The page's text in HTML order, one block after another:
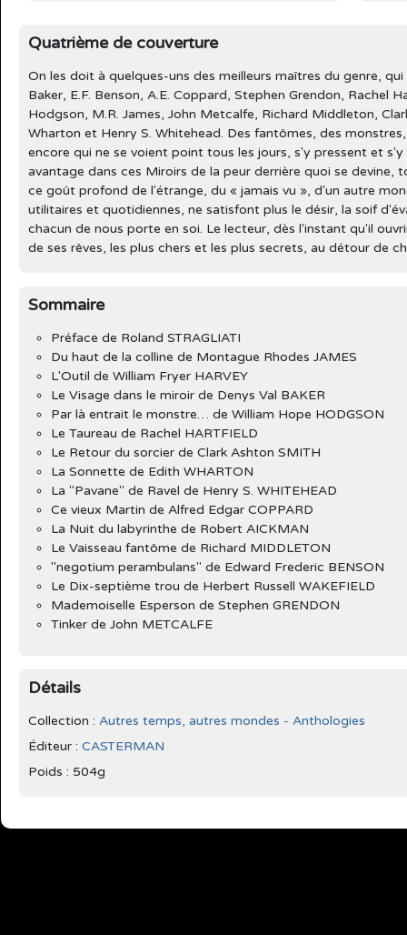
Quatrième de couverture
On les doit à quelques-uns des meilleurs maîtres du genre,
Baker, E.F. Benson, A.E. Coppard, Stephen Grendon, Rachel
Hodgson, M.R. James, John Metcalfe, Richard Middleton,
Wharton et Henry S. Whitehead. Des fantômes, des
encore qui ne se voient point tous les jours, s'y pressent et
avantage dans ces Miroirs de la peur derrière quoi se devine,
ce goût profond de l'étrange, du « jamais vu », d'un autre
utilitaires et quotidiennes, ne satisfont plus le désir, la soif
chacun de nous porte en soi. Le lecteur, dès l'instant qu'il
de ses rêves, les plus chers et les plus secrets, au détour de
Sommaire
Préface de Roland STRAGLIATI
Du haut de la colline de Montague Rhodes JAMES
L'Outil de William Fryer HARVEY
Le Visage dans le miroir de Denys Val BAKER
Par là entrait le monstre… de William Hope HODGSON
Le Taureau de Rachel HARTFIELD
Le Retour du sorcier de Clark Ashton SMITH
La Sonnette de Edith WHARTON
La "Pavane" de Ravel de Henry S. WHITEHEAD
Ce vieux Martin de Alfred Edgar COPPARD
La Nuit du labyrinthe de Robert AICKMAN
Le Vaisseau fantôme de Richard MIDDLETON
"negotium perambulans" de Edward Frederic BENSON
Le Dix-septième trou de Herbert Russell WAKEFIELD
Mademoiselle Esperson de Stephen GRENDON
Tinker de John METCALFE
Détails
Collection : Autres temps, autres mondes - Anthologies
Éditeur : CASTERMAN
Poids : 504g